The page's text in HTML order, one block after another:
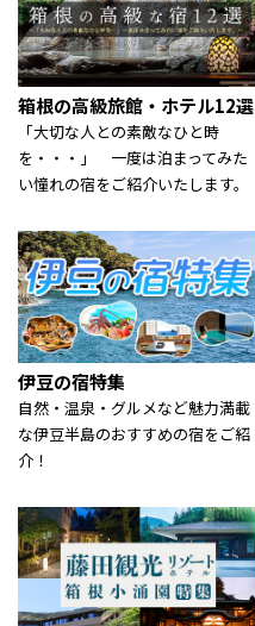
箱根の高級旅館・ホテル12選
「大切な人との素敵なひと時
を・・・」 一度は泊まってみた
い憧れの宿をご紹介いたします。
伊豆の宿特集
自然・温泉・グルメなど魅力満載
な伊豆半島のおすすめの宿をご紹
介！